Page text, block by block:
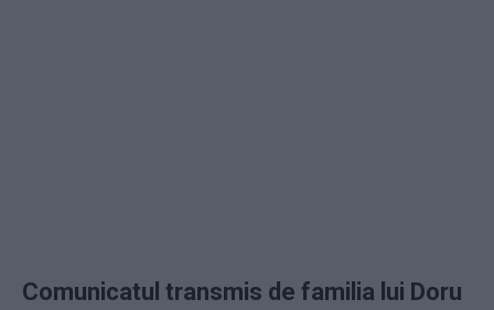
Comunicatul transmis de familia lui Doru